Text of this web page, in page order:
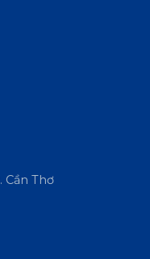
Cần Thơ